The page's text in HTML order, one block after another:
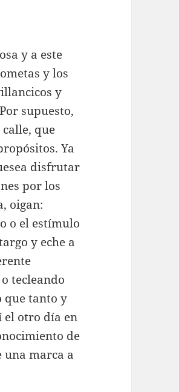
y a este
y los
y
supuesto,
que
Ya
disfrutar
por los
oigan:
o el estímulo
y eche a
tecleando
que tanto y
el otro día en
de
una marca a